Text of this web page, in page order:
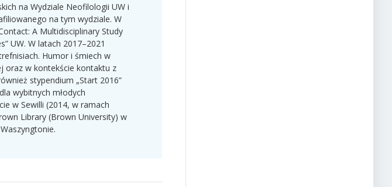
na Wydziale Neofilologii UW i
na tym wydziale. W
A Multidisciplinary Study
UW. W latach 2017–2021
Humor i śmiech w
oraz w kontekście kontaktu z
stypendium „Start 2016”
wybitnych młodych
w Sewilli (2014, w ramach
Library (Brown University) w